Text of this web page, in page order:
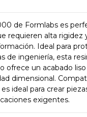
de Formlabs es
requieren alta rigidez
Ideal para
de ingeniería, esta
ofrece un acabado
dimensional.
ideal para crear
exigentes.